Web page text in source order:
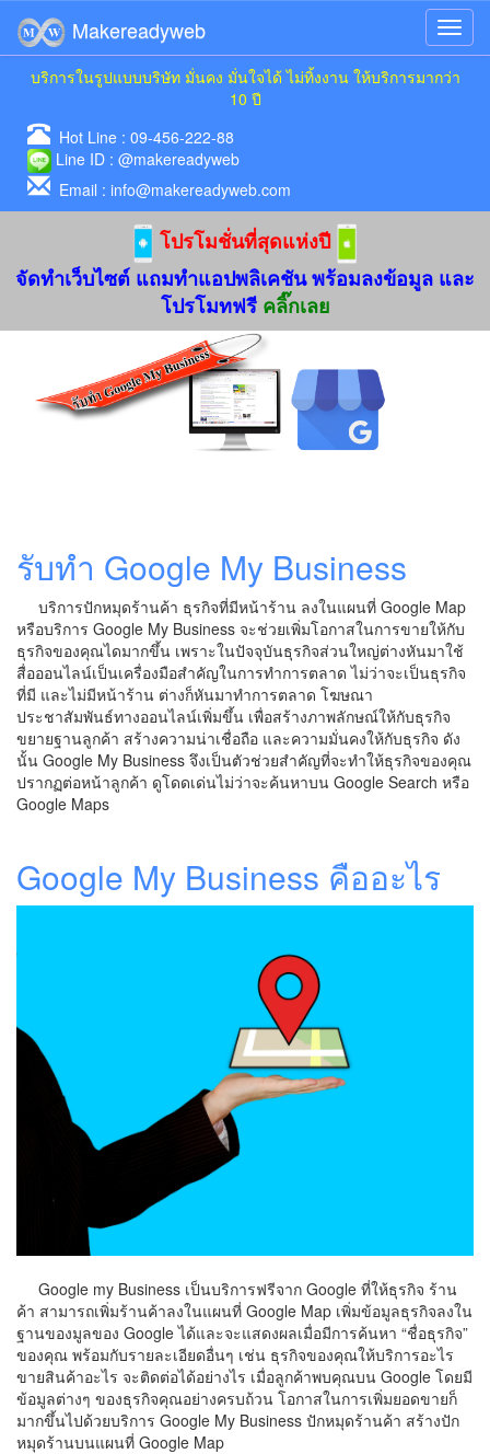
Makereadyweb
บริการในรูปแบบบริษัท มั่นคง มั่นใจได้ ไม่ทิ้งงาน ให้บริการมากว่า
10 ปี
Hot Line : 09-456-222-88
Line ID : @makereadyweb
Email : info@makereadyweb.com
โปรโมชั่นที่สุดแห่งปี
จัดทำเว็บไซต์ แถมทำแอปพลิเคชัน พร้อมลงข้อมูล และ
โปรโมทฟรี คลิ๊กเลย
รับทำ Google My Business
บริการปักหมุดร้านค้า ธุรกิจที่มีหน้าร้าน ลงในแผนที่ Google Map
หรือบริการ Google My Business จะช่วยเพิ่มโอกาสในการขายให้กับ
ธุรกิจของคุณไดมากขึ้น เพราะในปัจจุบันธุรกิจส่วนใหญ่ต่างหันมาใช้
สื่อออนไลน์เป็นเครื่องมือสำคัญในการทำการตลาด ไม่ว่าจะเป็นธุรกิจ
ที่มี และไม่มีหน้าร้าน ต่างก็หันมาทำการตลาด โฆษณา
ประชาสัมพันธ์ทางออนไลน์เพิ่มขึ้น เพื่อสร้างภาพลักษณ์ให้กับธุรกิจ
ขยายฐานลูกค้า สร้างความน่าเชื่อถือ และความมั่นคงให้กับธุรกิจ ดัง
นั้น Google My Business จึงเป็นตัวช่วยสำคัญที่จะทำให้ธุรกิจของคุณ
ปรากฏต่อหน้าลูกค้า ดูโดดเด่นไม่ว่าจะค้นหาบน Google Search หรือ
Google Maps
Google My Business คืออะไร
Google my Business เป็นบริการฟรีจาก Google ที่ให้ธุรกิจ ร้าน
ค้า สามารถเพิ่มร้านค้าลงในแผนที่ Google Map เพิ่มข้อมูลธุรกิจลงใน
ฐานของมูลของ Google ได้และจะแสดงผลเมื่อมีการค้นหา “ชื่อธุรกิจ”
ของคุณ พร้อมกับรายละเอียดอื่นๆ เช่น ธุรกิจของคุณให้บริการอะไร
ขายสินค้าอะไร จะติดต่อได้อย่างไร เมื่อลูกค้าพบคุณบน Google โดยมี
ข้อมูลต่างๆ ของธุรกิจคุณอย่างครบถ้วน โอกาสในการเพิ่มยอดขายก็
มากขึ้นไปด้วยบริการ Google My Business ปักหมุดร้านค้า สร้างปัก
หมุดร้านบนแผนที่ Google Map